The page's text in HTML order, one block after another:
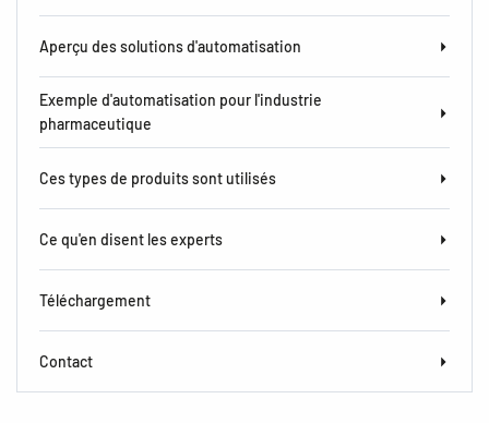
Aperçu des solutions d'automatisation
Exemple d'automatisation pour l'industrie
pharmaceutique
Ces types de produits sont utilisés
Ce qu'en disent les experts
Téléchargement
Contact